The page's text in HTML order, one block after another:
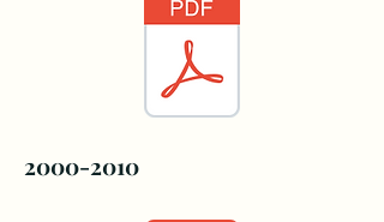
2000-2010